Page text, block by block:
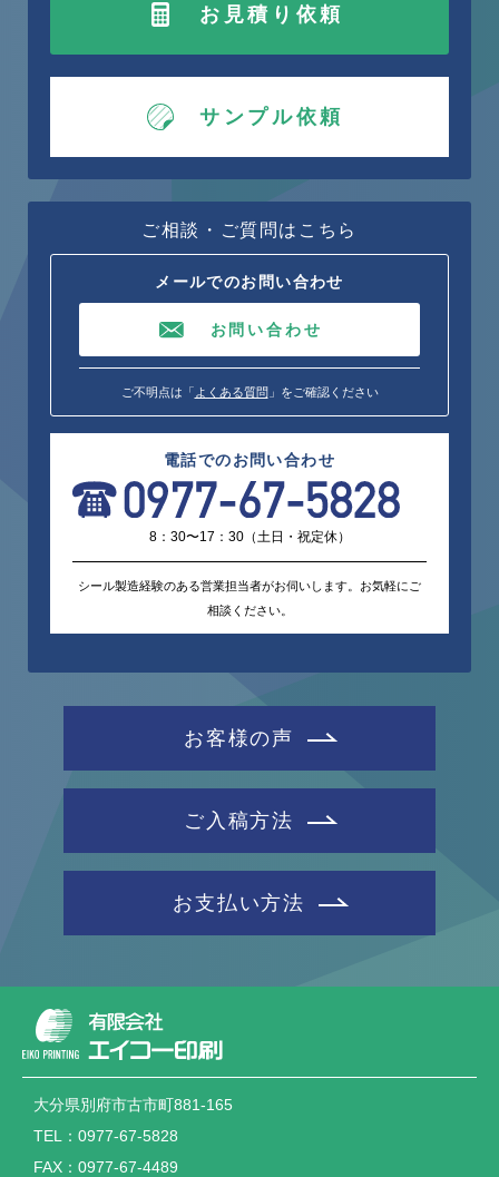
お見積り依頼
サンプル依頼
ご相談・ご質問はこちら
メールでのお問い合わせ
お問い合わせ
ご不明点は「 よくある質問 」をご確認ください
電話でのお問い合わせ
8：30〜17：30（土日・祝定休）
シール製造経験のある営業担当者がお伺いします。お気軽にご
相談ください。
お客様の声
ご入稿方法
お支払い方法
大分県別府市古市町881-165
TEL：0977-67-5828
FAX：0977-67-4489